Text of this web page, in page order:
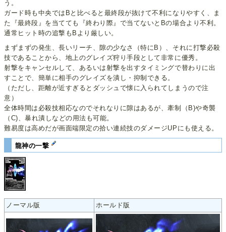
う。
ガード時も中央ではBと比べると最終段が抜けて不利になりやすく、ま
た『最終段』を当てても『終わり際』で当てないとBの場合より不利。
通常ヒット時の追撃もBより厳しい。
まずまずの発生、長いリーチ、隙の少なさ（特にB）、それに打撃必殺
技であることから、地上のグレイズ狩り手段として非常に優秀。
射撃をキャンセルして、あるいは射撃を出すタイミングで替わりに出
すことで、簡単に相手のグレイズを潰し・抑制できる。
（ただし、距離が近すぎるとダッシュで懐に入られてしまうので注
意）
全体時間は必殺技相応なのでそれなりに隙はあるが、牽制（B)や奇襲
（C)、暴れ潰しなどの用法も可能。
難易度は高めだが画面端限定の拾い連続技のダメージUPにも使える。
龍神の一撃
ノーマル版 ホールド版